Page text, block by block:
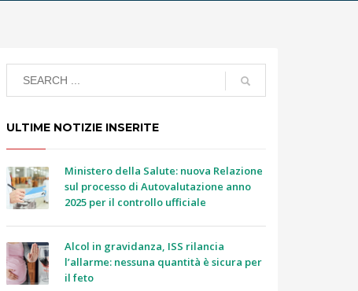
ULTIME NOTIZIE INSERITE
Ministero della Salute: nuova Relazione
sul processo di Autovalutazione anno
2025 per il controllo ufficiale
Alcol in gravidanza, ISS rilancia
l’allarme: nessuna quantità è sicura per
il feto